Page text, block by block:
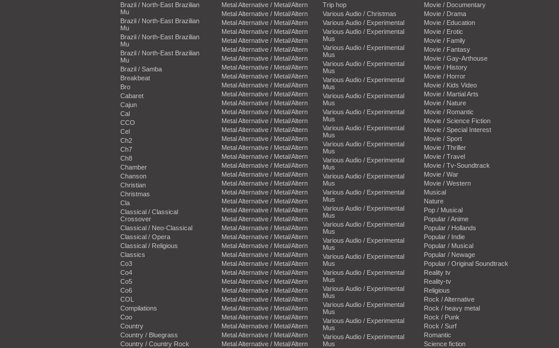
Brazil / North-East Brazilian
Mu
Brazil / North-East Brazilian
Mu
Brazil / North-East Brazilian
Mu
Brazil / North-East Brazilian
Mu
Brazil / Samba
Breakbeat
Bro
Cabaret
Cajun
Cal
CCO
Cel
Ch2
Ch7
Ch8
Chamber
Chanson
Christian
Christmas
Cla
Classical / Classical
Crossover
Classical / Neo-Classical
Classical / Opera
Classical / Religious
Classics
Co3
Co4
Co5
Co6
COL
Compilations
Coo
Country
Country / Bluegrass
Country / Country Rock
Metal Alternative / Metal/Altern
Metal Alternative / Metal/Altern
Metal Alternative / Metal/Altern
Metal Alternative / Metal/Altern
Metal Alternative / Metal/Altern
Metal Alternative / Metal/Altern
Metal Alternative / Metal/Altern
Metal Alternative / Metal/Altern
Metal Alternative / Metal/Altern
Metal Alternative / Metal/Altern
Metal Alternative / Metal/Altern
Metal Alternative / Metal/Altern
Metal Alternative / Metal/Altern
Metal Alternative / Metal/Altern
Metal Alternative / Metal/Altern
Metal Alternative / Metal/Altern
Metal Alternative / Metal/Altern
Metal Alternative / Metal/Altern
Metal Alternative / Metal/Altern
Metal Alternative / Metal/Altern
Metal Alternative / Metal/Altern
Metal Alternative / Metal/Altern
Metal Alternative / Metal/Altern
Metal Alternative / Metal/Altern
Metal Alternative / Metal/Altern
Metal Alternative / Metal/Altern
Metal Alternative / Metal/Altern
Metal Alternative / Metal/Altern
Metal Alternative / Metal/Altern
Metal Alternative / Metal/Altern
Metal Alternative / Metal/Altern
Metal Alternative / Metal/Altern
Metal Alternative / Metal/Altern
Metal Alternative / Metal/Altern
Metal Alternative / Metal/Altern
Metal Alternative / Metal/Altern
Metal Alternative / Metal/Altern
Metal Alternative / Metal/Altern
Metal Alternative / Metal/Altern
Trip hop
Various Audio / Christmas
Various Audio / Experimental
Various Audio / Experimental
Mus
Various Audio / Experimental
Mus
Various Audio / Experimental
Mus
Various Audio / Experimental
Mus
Various Audio / Experimental
Mus
Various Audio / Experimental
Mus
Various Audio / Experimental
Mus
Various Audio / Experimental
Mus
Various Audio / Experimental
Mus
Various Audio / Experimental
Mus
Various Audio / Experimental
Mus
Various Audio / Experimental
Mus
Various Audio / Experimental
Mus
Various Audio / Experimental
Mus
Various Audio / Experimental
Mus
Various Audio / Experimental
Mus
Various Audio / Experimental
Mus
Various Audio / Experimental
Mus
Various Audio / Experimental
Mus
Various Audio / Experimental
Mus
Movie / Documentary
Movie / Drama
Movie / Education
Movie / Erotic
Movie / Family
Movie / Fantasy
Movie / Gay-Arthouse
Movie / History
Movie / Horror
Movie / Kids Video
Movie / Martial Arts
Movie / Nature
Movie / Romantic
Movie / Science Fiction
Movie / Special Interest
Movie / Sport
Movie / Thriller
Movie / Travel
Movie / Tv-Soundtrack
Movie / War
Movie / Western
Musical
Nature
Pop / Musical
Popular / Anime
Popular / Hollands
Popular / Indie
Popular / Musical
Popular / Newage
Popular / Original Soundtrack
Reality tv
Reality-tv
Religious
Rock / Alternative
Rock / heavy metal
Rock / Punk
Rock / Surf
Romantic
Science fiction